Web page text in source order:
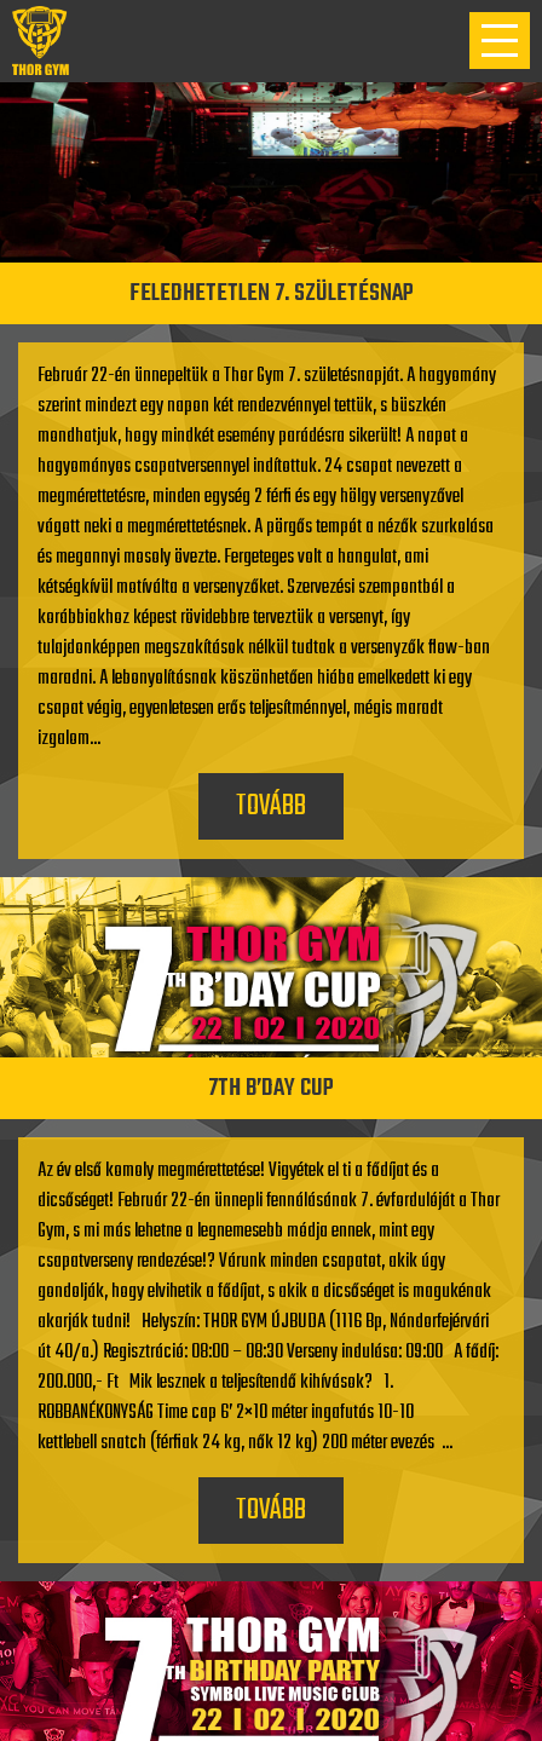
FELEDHETETLEN 7. SZÜLETÉSNAP
Február 22-én ünnepeltük a Thor Gym 7. születésnapját. A hagyomány
szerint mindezt egy napon két rendezvénnyel tettük, s büszkén
mondhatjuk, hogy mindkét esemény parádésra sikerült! A napot a
hagyományos csapatversennyel indítottuk. 24 csapat nevezett a
megmérettetésre, minden egység 2 férfi és egy hölgy versenyzővel
vágott neki a megmérettetésnek. A pörgős tempót a nézők szurkolása
és megannyi mosoly övezte. Fergeteges volt a hangulat, ami
kétségkívül motíválta a versenyzőket. Szervezési szempontból a
korábbiakhoz képest rövidebbre terveztük a versenyt, így
tulajdonképpen megszakítások nélkül tudtak a versenyzők flow-ban
maradni. A lebonyolításnak köszönhetően hiába emelkedett ki egy
csapat végig, egyenletesen erős teljesítménnyel, mégis maradt
izgalom...
TOVÁBB
7TH B’DAY CUP
Az év első komoly megmérettetése! Vigyétek el ti a fődíjat és a
dicsőséget! Február 22-én ünnepli fennálásának 7. évfordulóját a Thor
Gym, s mi más lehetne a legnemesebb módja ennek, mint egy
csapatverseny rendezése!? Várunk minden csapatot, akik úgy
gondolják, hogy elvihetik a fődíjat, s akik a dicsőséget is magukénak
akarják tudni! Helyszín: THOR GYM ÚJBUDA (1116 Bp, Nándorfejérvári
út 40/a.) Regisztráció: 08:00 – 08:30 Verseny indulása: 09:00 A fődíj:
200.000,- Ft Mik lesznek a teljesítendő kihívások? 1.
ROBBANÉKONYSÁG Time cap 6’ 2×10 méter ingafutás 10-10
kettlebell snatch (férfiak 24 kg, nők 12 kg) 200 méter evezés ...
TOVÁBB